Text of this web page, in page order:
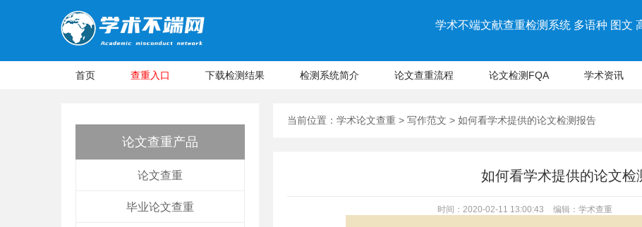
学术不端文献查重检测系统 多语种 图文
首页 查重入口 下载检测结果 检测系统简介 论文查重流程 论文检测FQA 学术资讯
论文查重产品
论文查重
毕业论文查重
当前位置： 学术论文查重 > 写作范文 > 如何看学术提供的论文检测报告
如何看学术提供的论文检
时间：2020-02-11 13:00:43 编辑：学术查重